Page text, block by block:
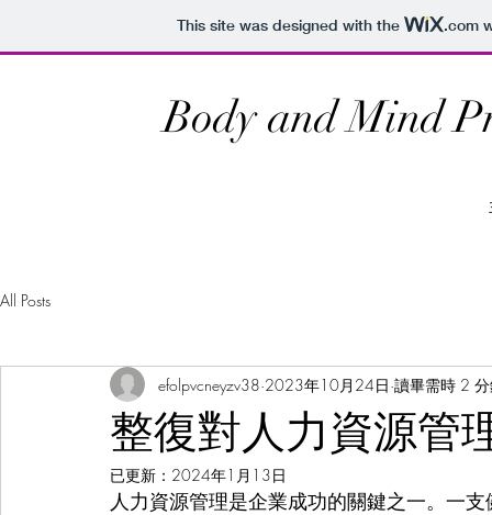
This site was designed with the .com
Body and Mind
All Posts
整復對人力資源管
efolpvcneyzv38 2023年10月24日 讀畢需時 2
已更新： 2024年1月13日
人力資源管理是企業成功的關鍵之一。一